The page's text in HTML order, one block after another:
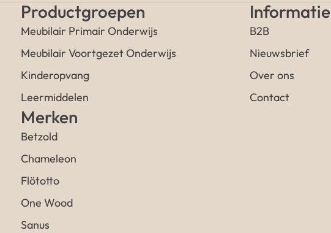
Productgroepen
Meubilair Primair Onderwijs
Meubilair Voortgezet Onderwijs
Kinderopvang
Leermiddelen
Merken
Betzold
Chameleon
Flötotto
One Wood
Sanus
Informatie
B2B
Nieuwsbrief
Over ons
Contact